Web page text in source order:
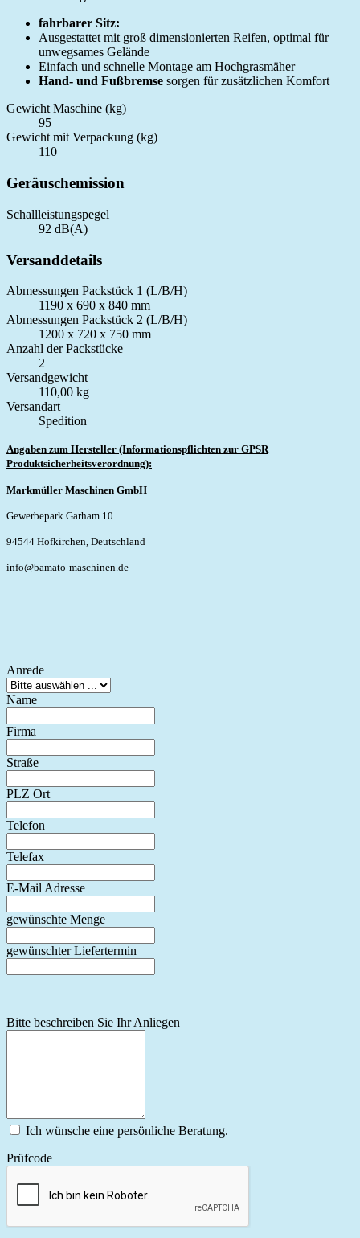
fahrbarer Sitz:
Ausgestattet mit groß dimensionierten Reifen, optimal für
unwegsames Gelände
Einfach und schnelle Montage am Hochgrasmäher
Hand- und Fußbremse sorgen für zusätzlichen Komfort
Gewicht Maschine (kg)
95
Gewicht mit Verpackung (kg)
110
Geräuschemission
Schallleistungspegel
92 dB(A)
Versanddetails
Abmessungen Packstück 1 (L/B/H)
1190 x 690 x 840 mm
Abmessungen Packstück 2 (L/B/H)
1200 x 720 x 750 mm
Anzahl der Packstücke
2
Versandgewicht
110,00 kg
Versandart
Spedition
Angaben zum Hersteller (Informationspflichten zur GPSR
Produktsicherheitsverordnung):
Markmüller Maschinen GmbH
Gewerbepark Garham 10
94544 Hofkirchen, Deutschland
info@bamato-maschinen.de
Anrede
Name
Firma
Straße
PLZ Ort
Telefon
Telefax
E-Mail Adresse
gewünschte Menge
gewünschter Liefertermin
Bitte beschreiben Sie Ihr Anliegen
Ich wünsche eine persönliche Beratung.
Prüfcode